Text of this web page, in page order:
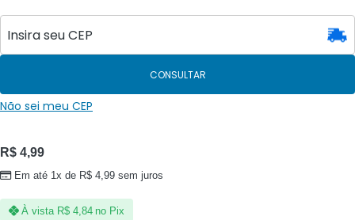
CONSULTAR
Não sei meu CEP
R$ 4,99
Em até 1x de R$ 4,99 sem juros
À vista R$4,84 no Pix